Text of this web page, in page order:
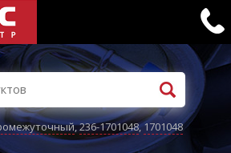
,236-1701048,1701048